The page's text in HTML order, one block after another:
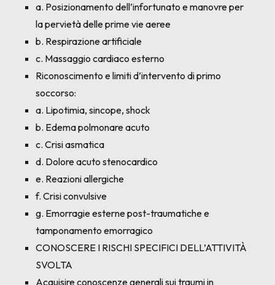
a. Posizionamento dell’infortunato e manovre per
la pervietà delle prime vie aeree
b. Respirazione artificiale
c. Massaggio cardiaco esterno
Riconoscimento e limiti d’intervento di primo
soccorso:
a. Lipotimia, sincope, shock
b. Edema polmonare acuto
c. Crisi asmatica
d. Dolore acuto stenocardico
e. Reazioni allergiche
f. Crisi convulsive
g. Emorragie esterne post-traumatiche e
tamponamento emorragico
CONOSCERE I RISCHI SPECIFICI DELL’ATTIVITÀ
SVOLTA
Acquisire conoscenze generali sui traumi in